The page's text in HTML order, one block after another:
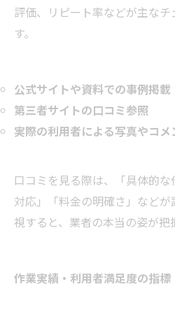
評価、リピート率などが主な
す。
公式サイトや資料での事例掲載
第三者サイトの口コミ参照
実際の利用者による写真やコ
口コミを見る際は、「具体的
対応」「料金の明確さ」など
視すると、業者の本当の姿が把
作業実績・利用者満足度の指標